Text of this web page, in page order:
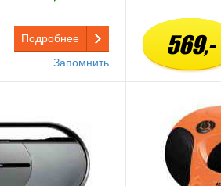
Подробнее
Запомнить
569,-